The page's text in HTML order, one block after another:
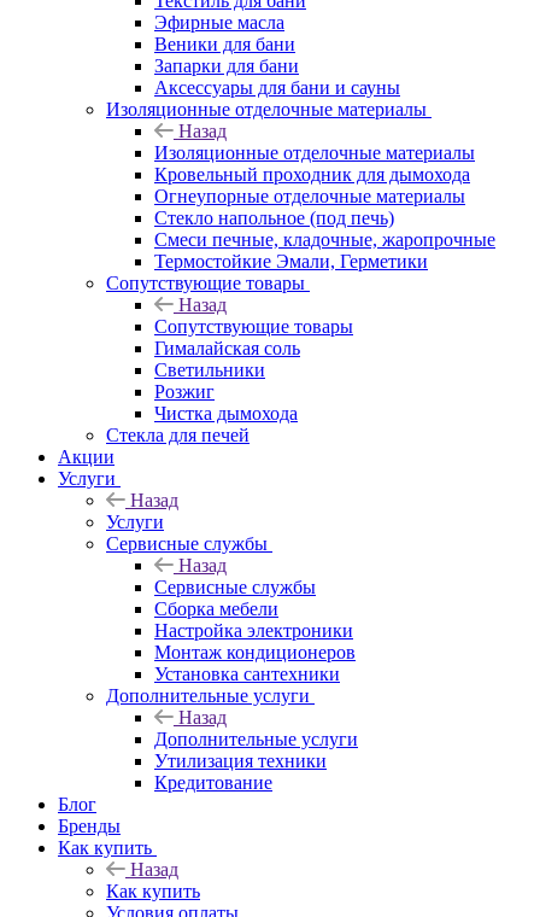
Эфирные масла
Веники для бани
Запарки для бани
Аксессуары для бани и сауны
Изоляционные отделочные материалы
Назад
Изоляционные отделочные материалы
Кровельный проходник для дымохода
Огнеупорные отделочные материалы
Стекло напольное (под печь)
Смеси печные, кладочные, жаропрочные
Термостойкие Эмали, Герметики
Сопутствующие товары
Назад
Сопутствующие товары
Гималайская соль
Светильники
Розжиг
Чистка дымохода
Стекла для печей
Акции
Услуги
Назад
Услуги
Сервисные службы
Назад
Сервисные службы
Сборка мебели
Настройка электроники
Монтаж кондиционеров
Установка сантехники
Дополнительные услуги
Назад
Дополнительные услуги
Утилизация техники
Кредитование
Блог
Бренды
Как купить
Назад
Как купить
Условия оплаты